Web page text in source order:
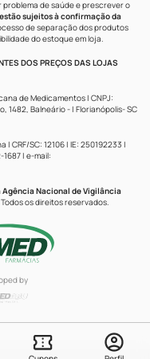
de saúde e prescrever o
sujeitos à confirmação da
de separação dos produtos
do estoque em loja.
DOS PREÇOS DAS LOJAS
de Medicamentos | CNPJ:
1482, Balneário - | Florianópolis- SC
CRF/SC: 12106 | IE: 250192233 |
1687 | e-mail:
Nacional de Vigilância
os direitos reservados.
by